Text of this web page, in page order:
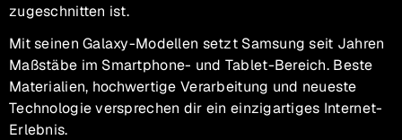
zugeschnitten ist.
Mit seinen Galaxy-Modellen setzt Samsung seit Jahren
Maßstäbe im Smartphone- und Tablet-Bereich. Beste
Materialien, hochwertige Verarbeitung und neueste
Technologie versprechen dir ein einzigartiges Internet-
Erlebnis.